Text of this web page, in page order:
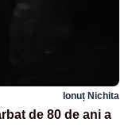
Ionuț Nichita
de 80 de ani a